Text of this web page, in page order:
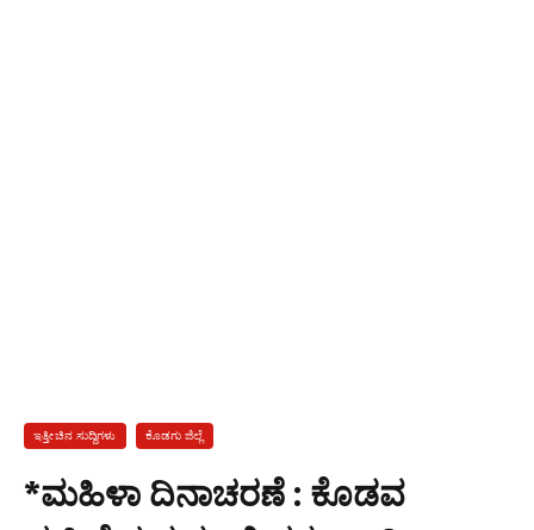
ಇತ್ತೀಚಿನ ಸುದ್ದಿಗಳು ಕೊಡಗು ಜಿಲ್ಲೆ
*ಮಹಿಳಾ ದಿನಾಚರಣೆ : ಕೊಡವ